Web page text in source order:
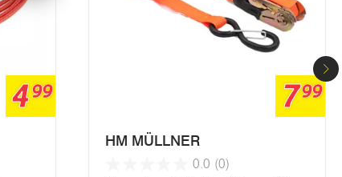
499 799
HM MÜLLNER
0.0 (0)